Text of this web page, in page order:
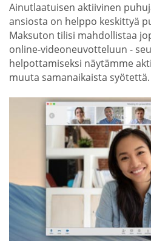
Ainutlaatuisen aktiivinen
ansiosta on helppo keskittyä
Maksuton tilisi mahdollistaa
online-videoneuvotteluun -
helpottamiseksi näytämme
muuta samanaikaista syötettä.